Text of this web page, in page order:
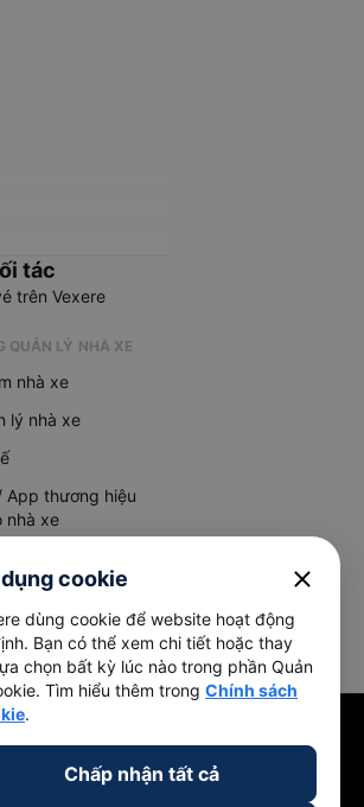
tác
trên Vexere
QUẢN LÝ NHÀ XE
nhà xe
lý nhà xe
App thương hiệu
nhà xe
QUẢN LÝ HÀNG HOÁ
quản lý hàng hoá
lý hàng hoá
cookie close
dùng cookie để website hoạt động
Bạn có thể xem chi tiết hoặc thay
chọn bất kỳ lúc nào trong phần Quản
Tìm hiểu thêm trong Chính sách
.
Chấp nhận tất cả